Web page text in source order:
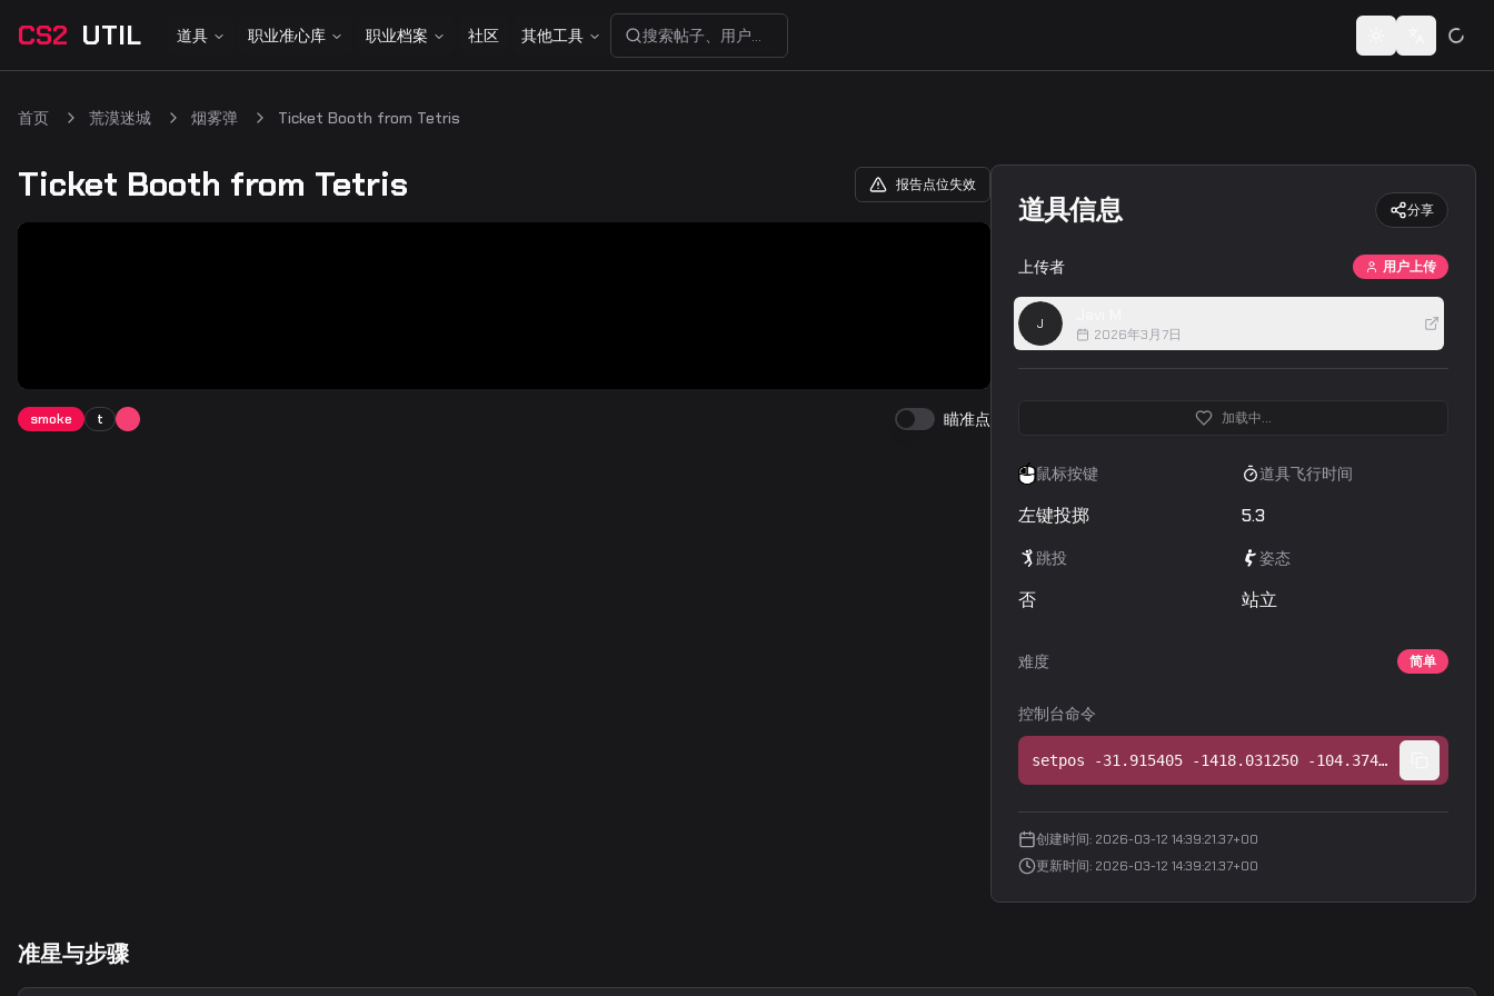
CS2 UTIL 道具 职业准心库 职业档案 社区 其他工具 搜索帖子、用户或分享码... Toggle theme
Switch
首页 荒漠迷城 烟雾弹 Ticket Booth from Tetris
Ticket Booth from Tetris 报告点位失效
smoke t 瞄准点
道具信息 分享
上传者 用户上传
J
2026年3月7日
加载中...
鼠标按键
左键投掷
道具飞行时间
5.3
跳投
否
姿态
站立
难度 简单
控制台命令
setpos -31.915405 -1418.031250 -104.374969;setang -32.572208 -116.919746 0.000000
创建时间: 2026-03-12 14:39:21.37+00
更新时间: 2026-03-12 14:39:21.37+00
准星与步骤